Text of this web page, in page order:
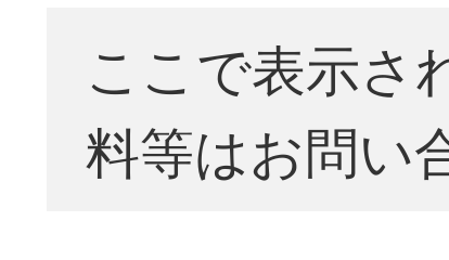
ここで表示さ
料等はお問い